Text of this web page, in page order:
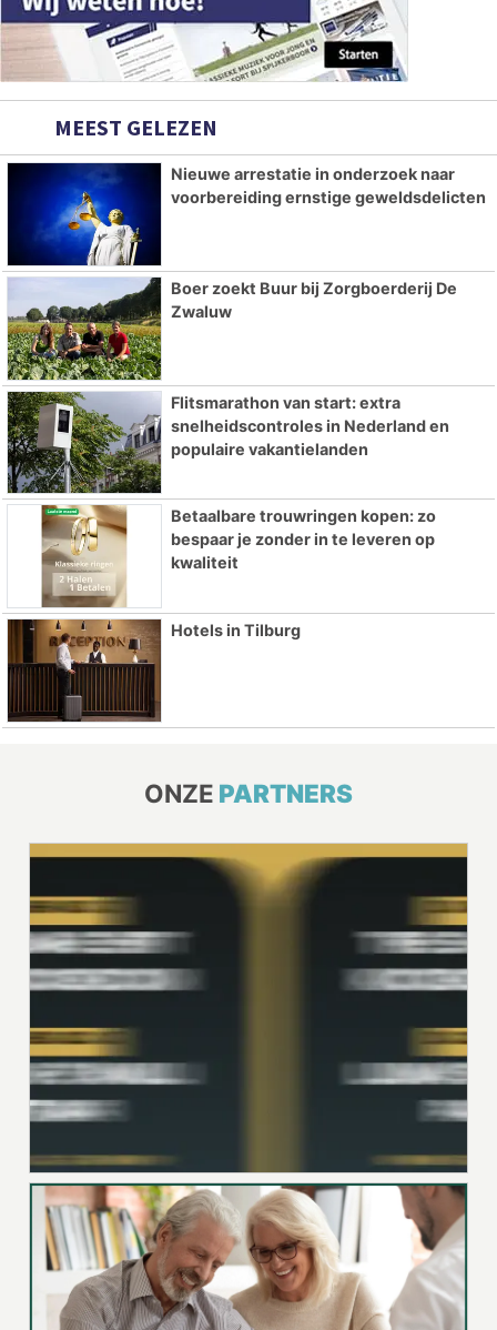
MEEST GELEZEN
Nieuwe arrestatie in onderzoek naar
voorbereiding ernstige geweldsdelicten
Boer zoekt Buur bij Zorgboerderij De
Zwaluw
Flitsmarathon van start: extra
snelheidscontroles in Nederland en
populaire vakantielanden
Betaalbare trouwringen kopen: zo
bespaar je zonder in te leveren op
kwaliteit
Hotels in Tilburg
ONZE PARTNERS